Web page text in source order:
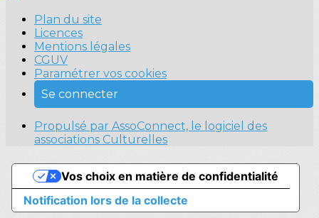
Plan du site
Licences
Mentions légales
CGUV
Paramétrer vos cookies
Se connecter
Propulsé par AssoConnect, le logiciel des
associations Culturelles
Notification lors de la collecte
Vos choix en matière de confidentialité